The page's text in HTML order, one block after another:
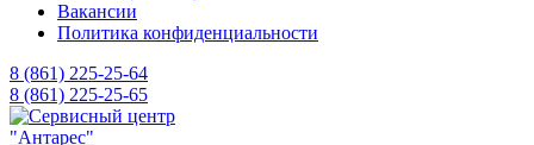
Вакансии
Политика конфиденциальности
8 (861) 225-25-64
8 (861) 225-25-65